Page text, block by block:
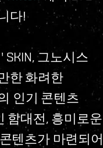
다!
그노시스
한 화려한
인기 콘텐츠
함대전, 흥미로운
텐츠가 마련되어